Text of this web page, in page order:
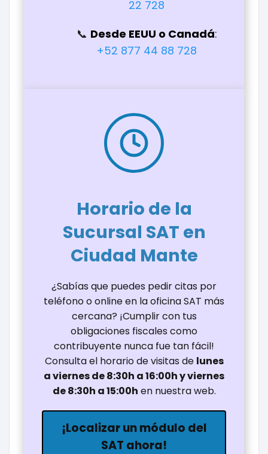
22 728
Desde EEUU o Canadá:
+52 877 44 88 728
Horario de la
Sucursal SAT en
Ciudad Mante
¿Sabías que puedes pedir citas por
teléfono o online en la oficina SAT más
cercana? ¡Cumplir con tus
obligaciones fiscales como
contribuyente nunca fue tan fácil!
Consulta el horario de visitas de lunes
a viernes de 8:30h a 16:00h y viernes
de 8:30h a 15:00h en nuestra web.
¡Localizar un módulo del
SAT ahora!